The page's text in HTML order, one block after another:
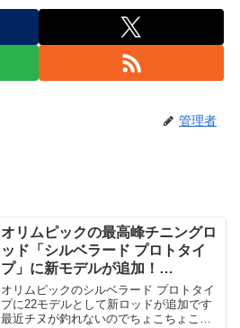
管理者
オリムピックの最高峰チニングロ
ッド「シルベラード プロトタイ
プ」に新モデルが追加！
（22GSILPS-832M）
オリムピックのシルベラード プロトタイ
プに22モデルとして新ロッドが追加です
最近チヌが釣れないのでちょこちょこシ